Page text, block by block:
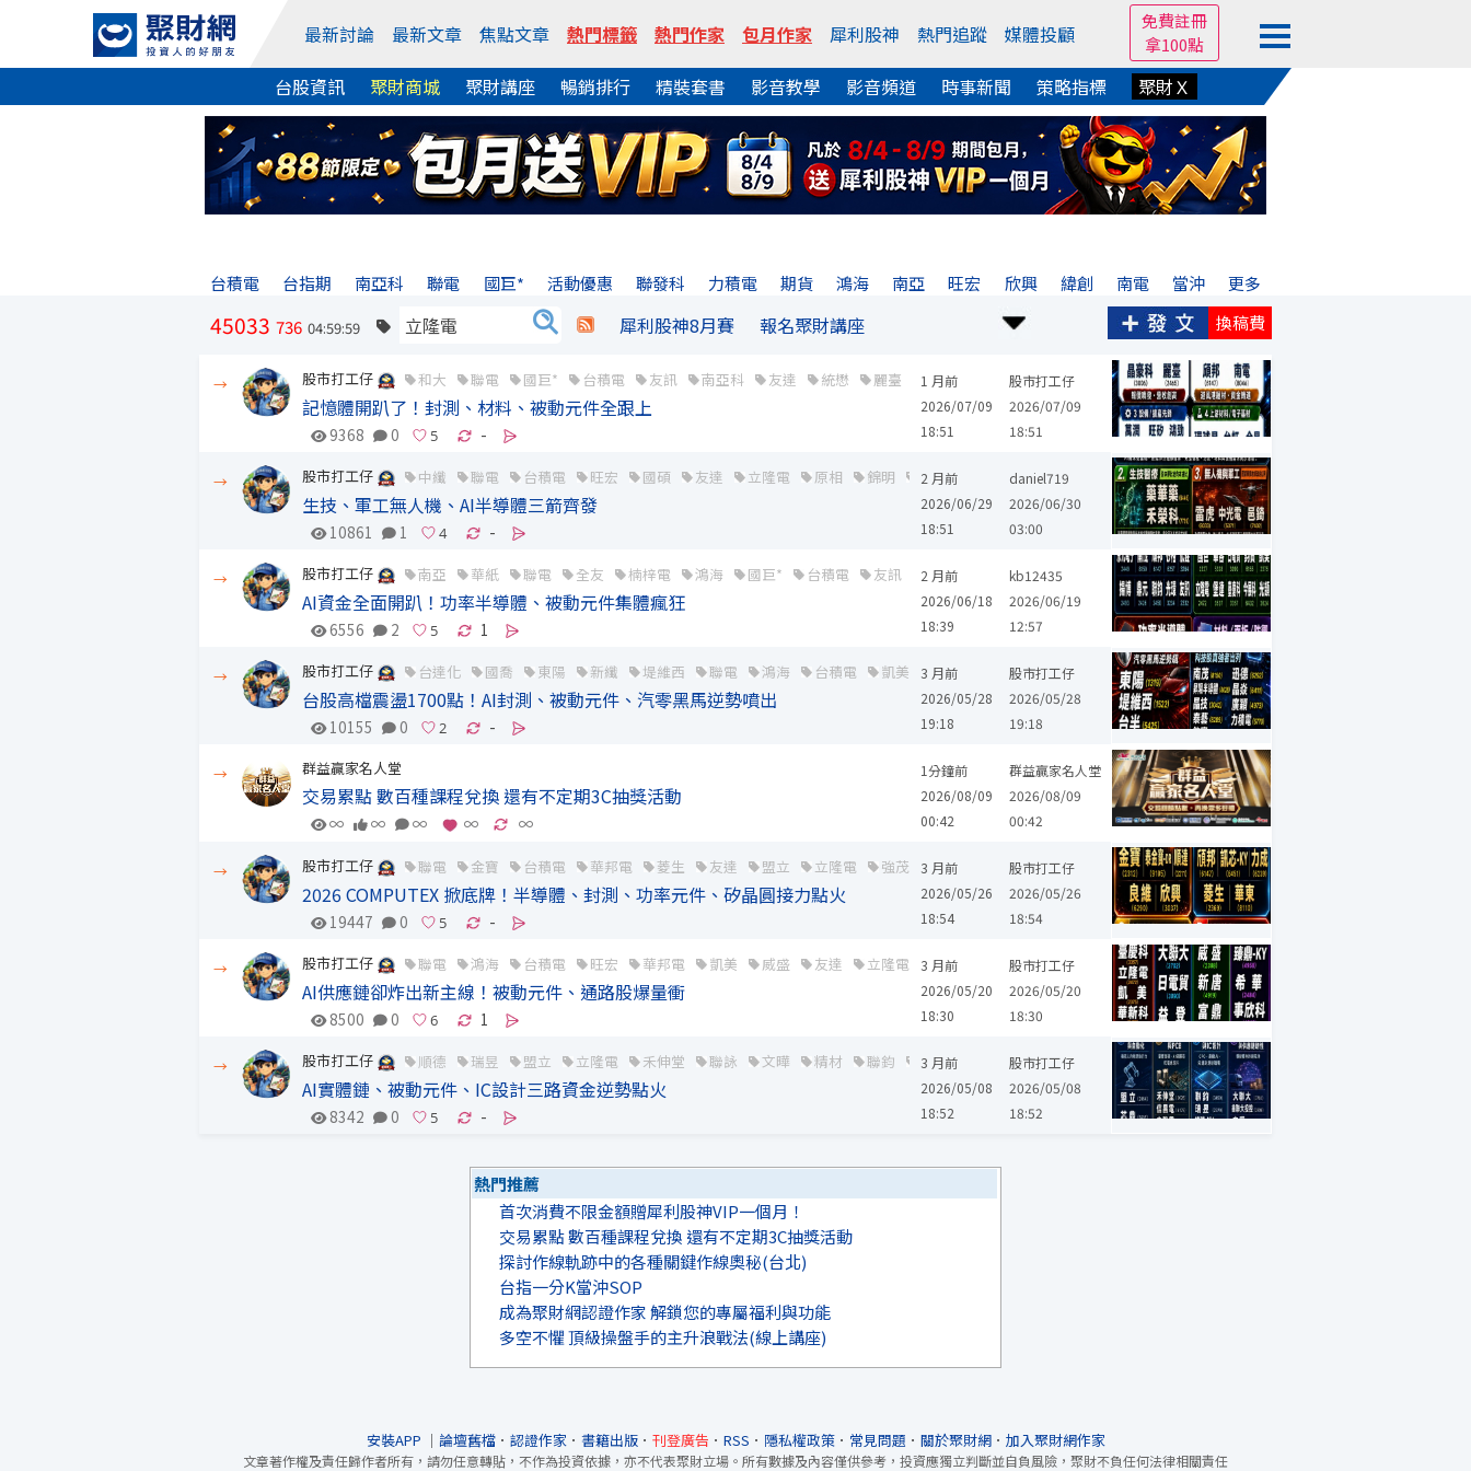
最新討論 最新文章 焦點文章 熱門標籤 熱門作家 包月作家 犀利股神 熱門追蹤 媒體投顧
免費註冊
拿100點
台股資訊 聚財商城 聚財講座 暢銷排行 精裝套書 影音教學 影音頻道 時事新聞 策略指標 聚財Ｘ
台積電 台指期 南亞科 聯電 國巨* 活動優惠 聯發科 力積電 期貨 鴻海 南亞 旺宏 欣興 緯創 南電 當沖 更多
45033 736 04:59:59 犀利股神8月賽 報名聚財講座 換稿費
→ 股市打工仔 和大 聯電 國巨* 台積電 友訊 南亞科 友達 統懋 麗臺 立隆電 晶豪科 禾伸堂 精材 群創 揚明光
1 月前
2026/07/09
18:51
記憶體開趴了！封測、材料、被動元件全跟上
9368 0 -
股市打工仔
2026/07/09
18:51
→ 股市打工仔 中纖 聯電 台積電 旺宏 國碩 友達 立隆電 原相 錦明 群創 磐亞 材料*-KY 中光電 崇越
2 月前
2026/06/29
18:51
生技、軍工無人機、AI半導體三箭齊發
10861 1 -
daniel719
2026/06/30
03:00
→ 股市打工仔 南亞 華紙 聯電 全友 楠梓電 鴻海 國巨* 台積電 友訊 茂矽 華邦電 凱美 瑞昱 南亞科 友達
2 月前
2026/06/18
18:39
AI資金全面開趴！功率半導體、被動元件集體瘋狂
6556 2 1
kb12435
2026/06/19
12:57
→ 股市打工仔 台達化 國喬 東陽 新纖 堤維西 聯電 鴻海 台積電 凱美 友達 興勤 立隆電 華新科 晶技 群創
3 月前
2026/05/28
19:18
台股高檔震盪1700點！AI封測、被動元件、汽零黑馬逆勢噴出
10155 0 -
股市打工仔
2026/05/28
19:18
→ 群益贏家名人堂
1分鐘前
2026/08/09
00:42
交易累點 數百種課程兌換 還有不定期3C抽獎活動
∞ ∞ ∞ ∞ ∞
群益贏家名人堂
2026/08/09
00:42
→ 股市打工仔 聯電 金寶 台積電 華邦電 菱生 友達 盟立 立隆電 強茂 禾伸堂 欣興 順達 群創 TPK-KY 東台
3 月前
2026/05/26
18:54
2026 COMPUTEX 掀底牌！半導體、封測、功率元件、矽晶圓接力點火
19447 0 -
股市打工仔
2026/05/26
18:54
→ 股市打工仔 聯電 鴻海 台積電 旺宏 華邦電 凱美 威盛 友達 立隆電 大毅 希華 華新科 益登 日電貿 臺慶科
3 月前
2026/05/20
18:30
AI供應鏈卻炸出新主線！被動元件、通路股爆量衝
8500 0 1
股市打工仔
2026/05/20
18:30
→ 股市打工仔 順德 瑞昱 盟立 立隆電 禾伸堂 聯詠 文曄 精材 聯鈞 大聯大 鑫聯大投控 國精化 譜瑞-KY 霖宏
3 月前
2026/05/08
18:52
AI實體鏈、被動元件、IC設計三路資金逆勢點火
8342 0 -
股市打工仔
2026/05/08
18:52
熱門推薦
首次消費不限金額贈犀利股神VIP一個月！
交易累點 數百種課程兌換 還有不定期3C抽獎活動
探討作線軌跡中的各種關鍵作線奧秘(台北)
台指一分K當沖SOP
成為聚財網認證作家 解鎖您的專屬福利與功能
多空不懼 頂級操盤手的主升浪戰法(線上講座)
安裝APP ｜ 論壇舊檔． 認證作家． 書籍出版． 刊登廣告 ． RSS ． 隱私權政策． 常見問題 ． 關於聚財網． 加入聚財網作家
文章著作權及責任歸作者所有，請勿任意轉貼，不作為投資依據，亦不代表聚財立場。所有數據及內容僅供參考，投資應獨立判斷並自負風險，聚財不負任何法律相關責任